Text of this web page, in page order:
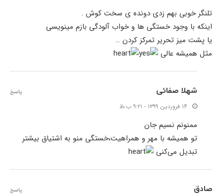
تلنگر خوبی بهم زدی دونده ی سخت کوش .
اینکه با وجود خستگی ها و خواب آلودگی بازم مینویسی
یا پشت میز تحریر تمرکز کردن …
مثل همیشه عالی
شهلا صفائی
۱۴ فروردین ۱۳۹۹ - ۹:۲۱ ب٫ظ
ممنونم نسیم جان
تو همیشه با مهر و همراهیت،‌خستگی منو به اشتیاق بیشتر
تبدیل می‌کنی
پاسخ
صادق پاسخ